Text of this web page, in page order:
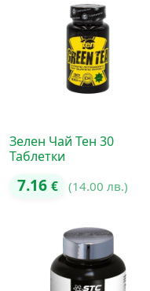
Зелен Чай Тен 30
Таблетки
7.16 € (14.00 лв.)